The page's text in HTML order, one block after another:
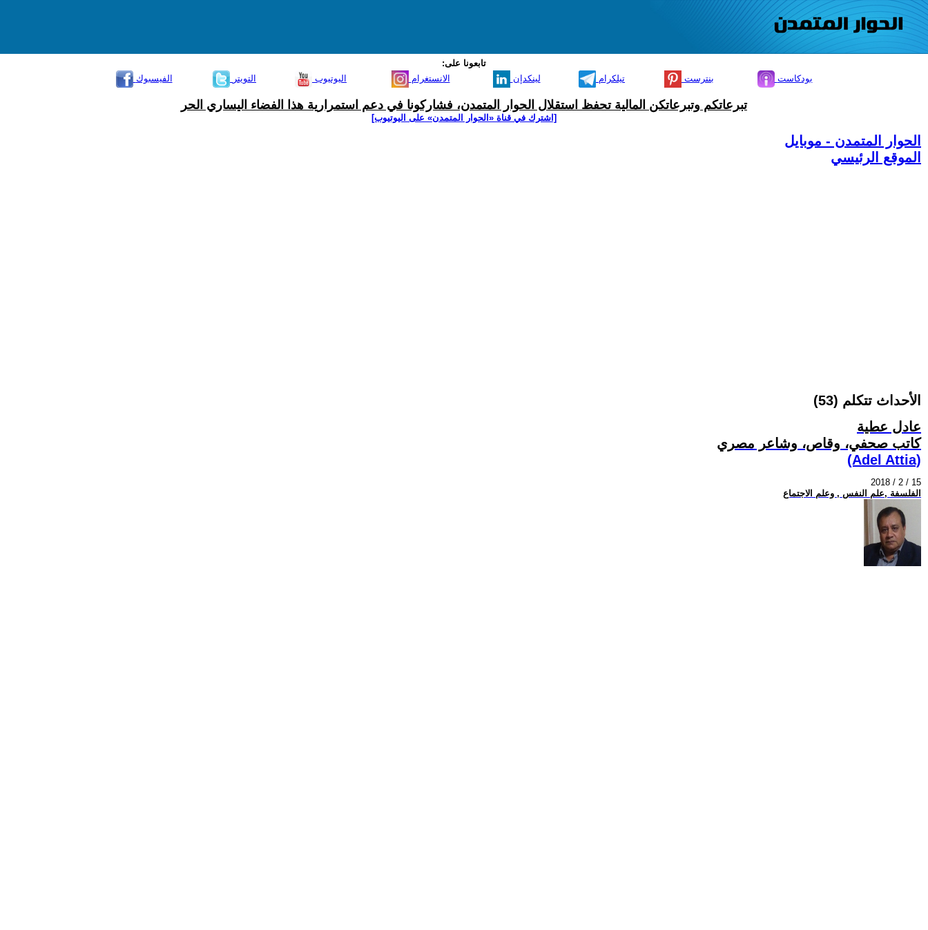
تابعونا على:
الفيسبوك
التويتر اليوتيوب الانستغرام لينكدإن تيلكرام بنترست بودكاست
تبرعاتكم وتبرعاتكن المالية تحفظ استقلال الحوار المتمدن، فشاركونا في دعم استمرارية هذا الفضاء اليساري الحر
[اشترك في قناة ‫«الحوار المتمدن» على اليوتيوب]
الحوار المتمدن - موبايل
الموقع الرئيسي
الأحداث تتكلم (53)
عادل عطية
كاتب صحفي، وقاص، وشاعر مصري
(Adel Attia)
2018 / 2 / 15
الفلسفة ,علم النفس , وعلم الاجتماع